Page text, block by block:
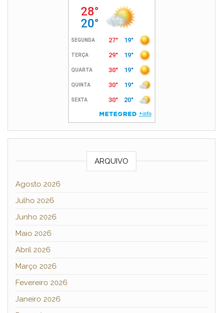
ARQUIVO
Agosto 2026
Julho 2026
Junho 2026
Maio 2026
Abril 2026
Março 2026
Fevereiro 2026
Janeiro 2026